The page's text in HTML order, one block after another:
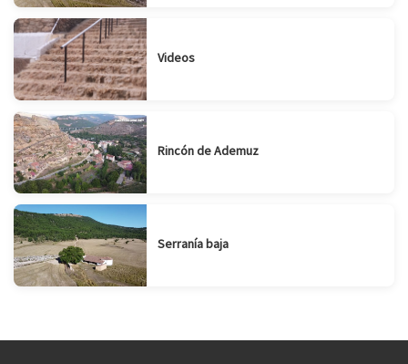
Videos
Rincón de Ademuz
Serranía baja